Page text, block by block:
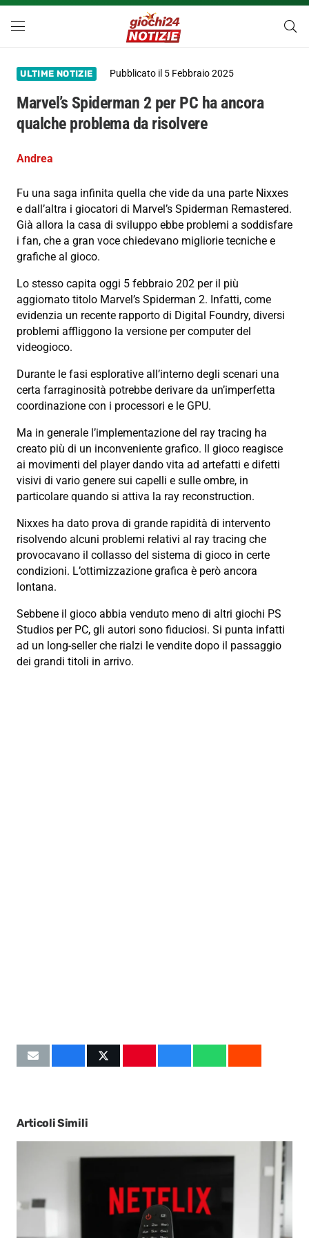
ULTIME NOTIZIE Pubblicato il 5 Febbraio 2025
Marvel’s Spiderman 2 per PC ha ancora
qualche problema da risolvere
Andrea
Fu una saga infinita quella che vide da una parte Nixxes
e dall’altra i giocatori di Marvel’s Spiderman Remastered.
Già allora la casa di sviluppo ebbe problemi a soddisfare
i fan, che a gran voce chiedevano migliorie tecniche e
grafiche al gioco.
Lo stesso capita oggi 5 febbraio 202 per il più
aggiornato titolo Marvel’s Spiderman 2. Infatti, come
evidenzia un recente rapporto di Digital Foundry, diversi
problemi affliggono la versione per computer del
videogioco.
Durante le fasi esplorative all’interno degli scenari una
certa farraginosità potrebbe derivare da un’imperfetta
coordinazione con i processori e le GPU.
Ma in generale l’implementazione del ray tracing ha
creato più di un inconveniente grafico. Il gioco reagisce
ai movimenti del player dando vita ad artefatti e difetti
visivi di vario genere sui capelli e sulle ombre, in
particolare quando si attiva la ray reconstruction.
Nixxes ha dato prova di grande rapidità di intervento
risolvendo alcuni problemi relativi al ray tracing che
provocavano il collasso del sistema di gioco in certe
condizioni. L’ottimizzazione grafica è però ancora
lontana.
Sebbene il gioco abbia venduto meno di altri giochi PS
Studios per PC, gli autori sono fiduciosi. Si punta infatti
ad un long-seller che rialzi le vendite dopo il passaggio
dei grandi titoli in arrivo.
Articoli Simili